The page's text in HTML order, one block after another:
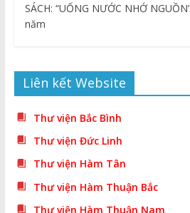
SÁCH: “UỐNG NƯỚC NHỚ
năm
Liên kết Website
Thư viện Bắc Bình
Thư viện Đức Linh
Thư viện Hàm Tân
Thư viện Hàm Thuận Bắc
Thư viện Hàm Thuận Nam